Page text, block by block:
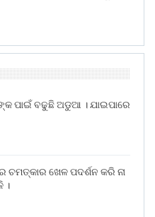
ପାଇଁ ବଢୁଛି ଅଡୁଆ । ଯାଇପାରେ
ଚମତ୍କାର ଖେଳ ପଦର୍ଶନ କରି ନା
।